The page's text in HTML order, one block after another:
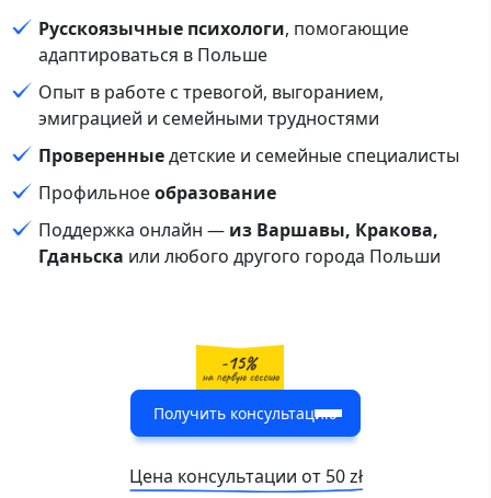
Русскоязычные психологи, помогающие
адаптироваться в Польше
Опыт в работе с тревогой, выгоранием,
эмиграцией и семейными трудностями
Проверенныедетские и семейные специалисты
Профильноеобразование
Поддержка онлайн — из Варшавы, Кракова,
Гданьска или любого другого города Польши
Получить консультацию
Цена консультации от 50 zł